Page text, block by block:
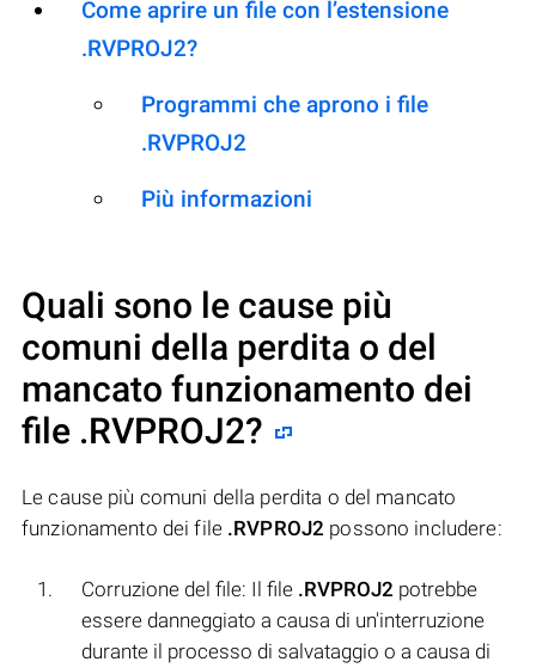
Come aprire un file con l’estensione
.RVPROJ2?
Programmi che aprono i file
.RVPROJ2
Più informazioni
Quali sono le cause più
comuni della perdita o del
mancato funzionamento dei
file .RVPROJ2?
Le cause più comuni della perdita o del mancato
funzionamento dei file .RVPROJ2 possono includere:
Corruzione del file: Il file .RVPROJ2 potrebbe
essere danneggiato a causa di un'interruzione
durante il processo di salvataggio o a causa di